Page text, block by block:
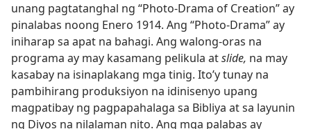
unang pagtatanghal ng “Photo-Drama of Creation” ay
pinalabas noong Enero 1914. Ang “Photo-Drama” ay
iniharap sa apat na bahagi. Ang walong-oras na
programa ay may kasamang pelikula atslide, na may
kasabay na isinaplakang mga tinig. Ito’y tunay na
pambihirang produksiyon na idinisenyo upang
magpatibay ng pagpapahalaga sa Bibliya at sa layunin
ng Diyos na nilalaman nito. Ang mga palabas ay